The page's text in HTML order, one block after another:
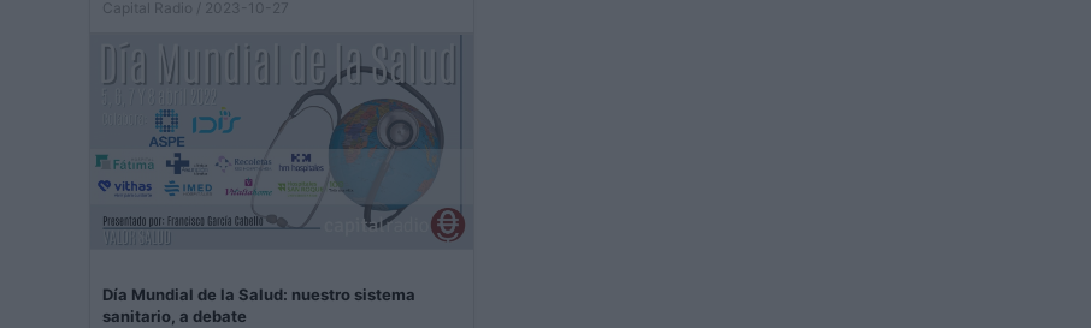
Capital Radio
/ 2023-10-27
Día Mundial de la Salud: nuestro sistema
sanitario, a debate